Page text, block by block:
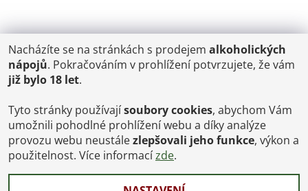
POŠTOVNÉ
ČR: od 95,-
SK: 350,-
€ = 24,00 CZK
Dopravy a Platby
Jsme internetový obchod, osobní odběr není možný.
Nacházíte se na stránkách s prodejem alkoholických
nápojů. Pokračováním v prohlížení potvrzujete, že vám
již bylo 18 let.
Tyto stránky používajísoubory cookies, abychom Vám
umožnili pohodlné prohlížení webu a díky analýze
provozu webu neustálezlepšovali jeho funkce, výkon a
použitelnost. Více informacízde.